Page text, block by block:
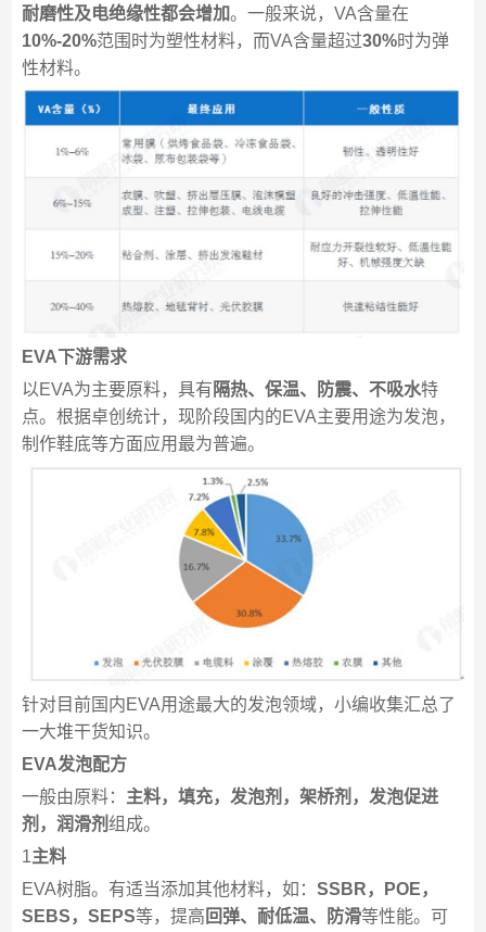
耐磨性及电绝缘性都会增加。一般来说，VA含量在
10%-20%范围时为塑性材料，而VA含量超过30%时为弹
性材料。
EVA下游需求
以EVA为主要原料，具有 隔热、保温、防震、不吸水特
点。根据卓创统计，现阶段国内的EVA主要用途为发泡，
制作鞋底等方面应用最为普遍。
针对目前国内EVA用途最大的发泡领域，小编收集汇总了
一大堆干货知识。
EVA发泡配方
一般由原料： 主料，填充，发泡剂，架桥剂，发泡促进
剂，润滑剂 组成。
1主料
EVA树脂。有适当添加其他材料，如： SSBR，POE，
SEBS，SEPS等，提高 回弹、耐低温、防滑等性能。可